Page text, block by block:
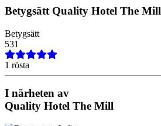
Betygsätt Quality Hotel The Mill
Betygsätt
531
1 rösta
I närheten av
Quality Hotel The Mill